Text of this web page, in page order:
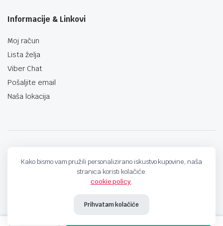
Informacije & Linkovi
Moj račun
Lista želja
Viber Chat
Pošaljite email
Naša lokacija
Kako bismo vam pružili personalizirano iskustvo kupovine, naša
stranica koristi kolačiće.
cookie policy.
Prihvatam kolačiće